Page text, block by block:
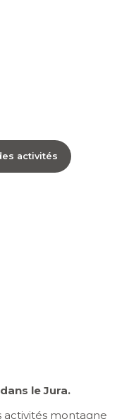
activités
le Jura.
activités montagne